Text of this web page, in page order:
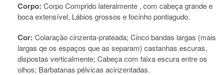
Corpo: Corpo Comprido lateralmente , com cabeça grande e
boca extensível, Lábios grossos e focinho pontiagudo.
Cor: Colaração cinzenta-prateada; Cinco bandas largas (mais
largas qe os espaços que as separam) castanhas escuras,
dispostas verticalmente; Cabeça com faixa escura entre os
olhos; Barbatanas pélvicas acinzentadas.